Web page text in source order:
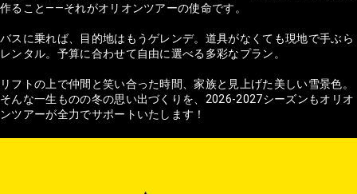
作ること——それがオリオンツアーの使命です。
バスに乗れば、目的地はもうゲレンデ。道具がなくても現地で手ぶら
レンタル。予算に合わせて自由に選べる多彩なプラン。
リフトの上で仲間と笑い合った時間、家族と見上げた美しい雪景色。
そんな一生ものの冬の思い出づくりを、2026-2027シーズンもオリオ
ンツアーが全力でサポートいたします！